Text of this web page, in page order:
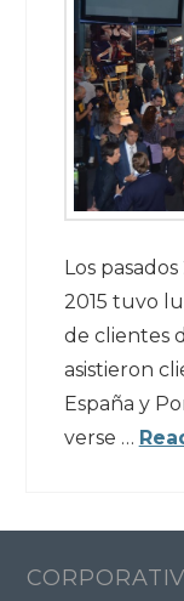
Los
2015 tuvo
de clientes
asistieron
España y
verse …